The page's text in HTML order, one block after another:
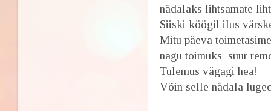
nädalaks lihtsamate
Siiski köögil ilus
Mitu päeva
nagu toimuks suur
Tulemus vägagi hea!
Võin selle nädala